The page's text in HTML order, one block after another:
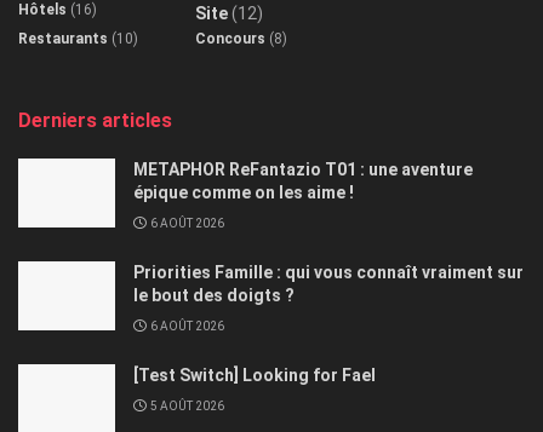
Hôtels (16)
Restaurants (10)
Site(12)
Concours (8)
Derniers articles
METAPHOR ReFantazio T01 : une aventure
épique comme on les aime !
6 AOÛT 2026
Priorities Famille : qui vous connaît vraiment sur
le bout des doigts ?
6 AOÛT 2026
[Test Switch] Looking for Fael
5 AOÛT 2026